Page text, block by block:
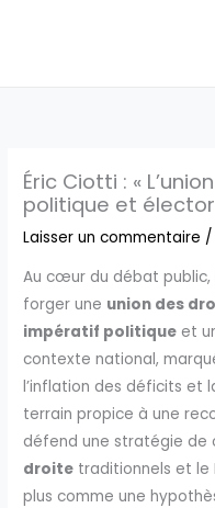
Éric Ciotti : «
politique et
Laisser un commentaire
Au cœur du débat public,
forger une union des
impératif politique et
contexte national,
l’inflation des déficits et
terrain propice à une
défend une stratégie de
droite traditionnels et le
plus comme une